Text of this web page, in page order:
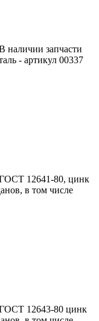
наличии запчасти
- артикул 00337
12641-80, цинк
в том числе
12643-80 цинк